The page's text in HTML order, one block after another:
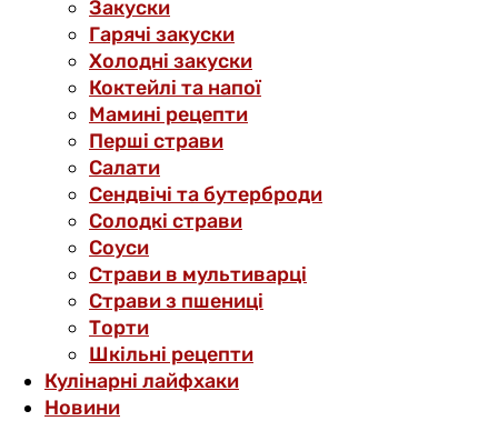
Закуски
Гарячі закуски
Холодні закуски
Коктейлі та напої
Мамині рецепти
Перші страви
Салати
Сендвічі та бутерброди
Солодкі страви
Соуси
Страви в мультиварці
Страви з пшениці
Торти
Шкільні рецепти
Кулінарні лайфхаки
Новини